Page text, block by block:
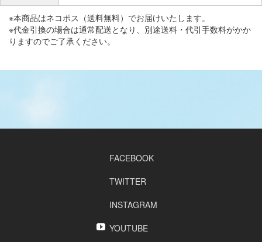
※本商品はネコポス（送料無料）でお届けいたします。
※代金引換の場合は通常配送となり、別途送料・代引手数料がかか
りますのでご了承ください。
FACEBOOK
TWITTER
INSTAGRAM
YOUTUBE